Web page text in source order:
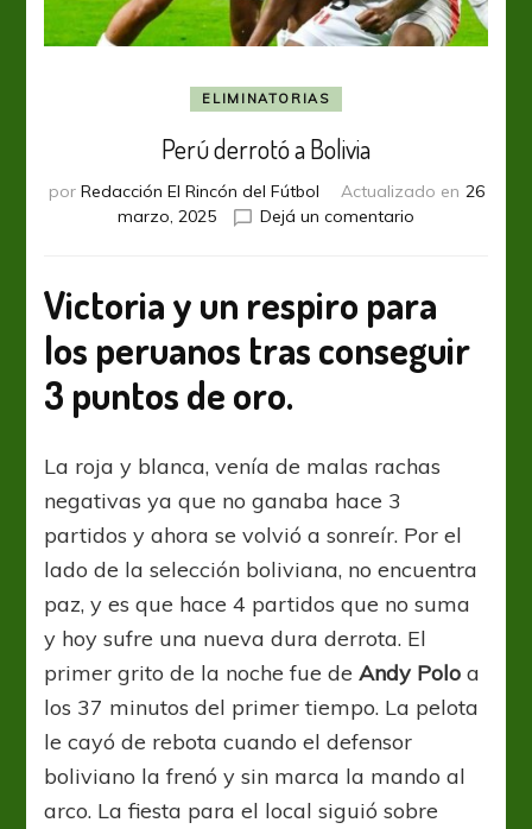
ELIMINATORIAS
Perú derrotó a Bolivia
por Redacción El Rincón del Fútbol Actualizado en 26
marzo, 2025
Dejá un comentario
Bolivia
Victoria y un respiro para
los peruanos tras conseguir
3 puntos de oro.
La roja y blanca, venía de malas rachas
negativas ya que no ganaba hace 3
partidos y ahora se volvió a sonreír. Por el
lado de la selección boliviana, no encuentra
paz, y es que hace 4 partidos que no suma
y hoy sufre una nueva dura derrota. El
primer grito de la noche fue deAndy Polo a
los 37 minutos del primer tiempo. La pelota
le cayó de rebota cuando el defensor
boliviano la frenó y sin marca la mando al
arco. La fiesta para el local siguió sobre